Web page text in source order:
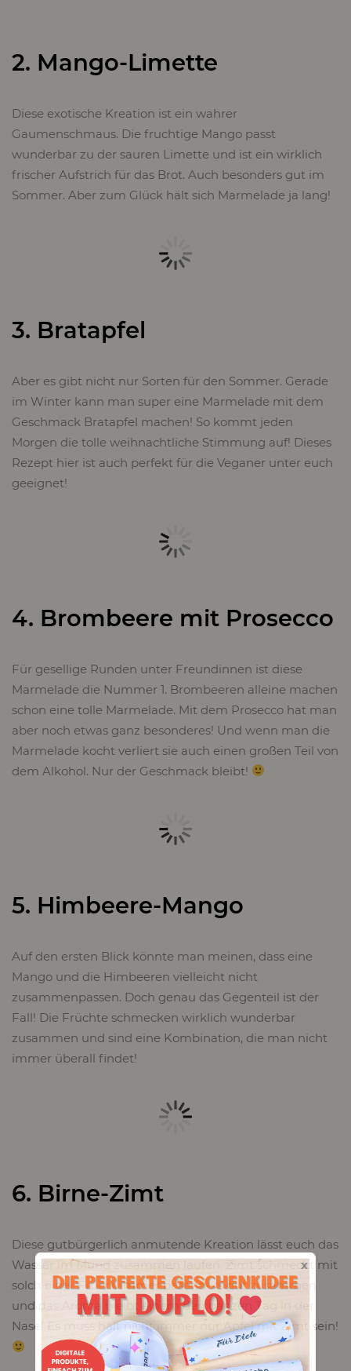
x
2. Mango-Limette
Diese exotische Kreation ist ein wahrer
Gaumenschmaus. Die fruchtige Mango passt
wunderbar zu der sauren Limette und ist ein wirklich
frischer Aufstrich für das Brot. Auch besonders gut im
Sommer. Aber zum Glück hält sich Marmelade ja lang!
3. Bratapfel
Aber es gibt nicht nur Sorten für den Sommer. Gerade
im Winter kann man super eine Marmelade mit dem
Geschmack Bratapfel machen! So kommt jeden
Morgen die tolle weihnachtliche Stimmung auf! Dieses
Rezept hier ist auch perfekt für die Veganer unter euch
geeignet!
4. Brombeere mit Prosecco
Für gesellige Runden unter Freundinnen ist diese
Marmelade die Nummer 1. Brombeeren alleine machen
schon eine tolle Marmelade. Mit dem Prosecco hat man
aber noch etwas ganz besonderes! Und wenn man die
Marmelade kocht verliert sie auch einen großen Teil von
dem Alkohol. Nur der Geschmack bleibt!
5. Himbeere-Mango
Auf den ersten Blick könnte man meinen, dass eine
Mango und die Himbeeren vielleicht nicht
zusammenpassen. Doch genau das Gegenteil ist der
Fall! Die Früchte schmecken wirklich wunderbar
zusammen und sind eine Kombination, die man nicht
immer überall findet!
6. Birne-Zimt
Diese gutbürgerlich anmutende Kreation lässt euch das
Wasser im Mund zusammen laufen. Zimt schmeckt mit
solch einer Frucht immer besonders gut zusammen
und das Aroma bleibt einem den ganzen Tag in der
Nase! Es muss halt nicht immer nur Apfel mit Zimt sein!